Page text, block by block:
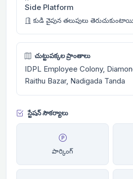
Side Platform
కుడి వైపున తలుపులు
చుట్టుపక్కల ప్రాంతాలు
IDPL Employee Colony,
Raithu Bazar, Nadigada Tanda
స్టేషన్ సౌకర్యాలు
పార్కింగ్